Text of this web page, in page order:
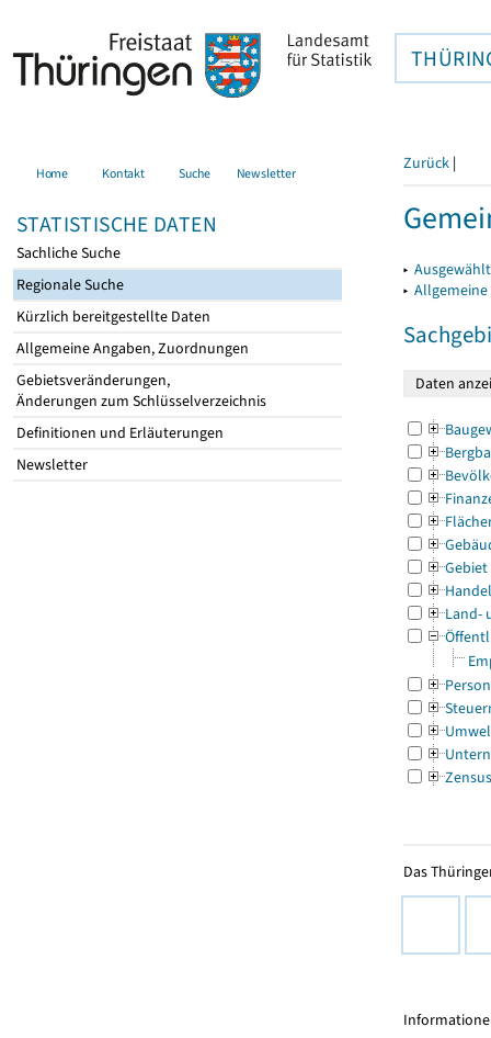
Home Kontakt Suche Newsletter
STATISTISCHE DATEN
Sachliche Suche
Regionale Suche
Kürzlich bereitgestellte Daten
Allgemeine Angaben, Zuordnungen
Gebietsveränderungen,
Änderungen zum Schlüsselverzeichnis
Definitionen und Erläuterungen
Newsletter
Zurück |
▸
▸
Gebiet
Land-
Zensus
Das